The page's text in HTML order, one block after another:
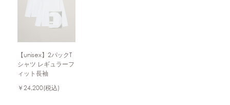
【unisex】2パックT
シャツ レギュラーフ
ィット長袖
￥24,200(税込)